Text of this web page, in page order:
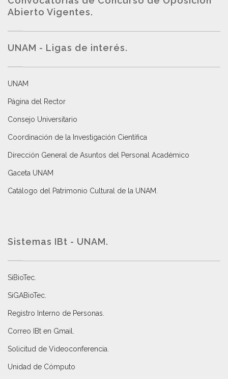
Abierto Vigentes.
UNAM - Ligas de interés.
UNAM
Página del Rector
Consejo Universitario
Coordinación de la Investigación Científica
Dirección General de Asuntos del Personal Académico
Gaceta UNAM
Catálogo del Patrimonio Cultural de la UNAM.
Sistemas IBt - UNAM.
SiBioTec
SiGABioTec.
Registro Interno de Personas
Correo IBt en Gmail
Solicitud de Videoconferencia.
Unidad de Cómputo